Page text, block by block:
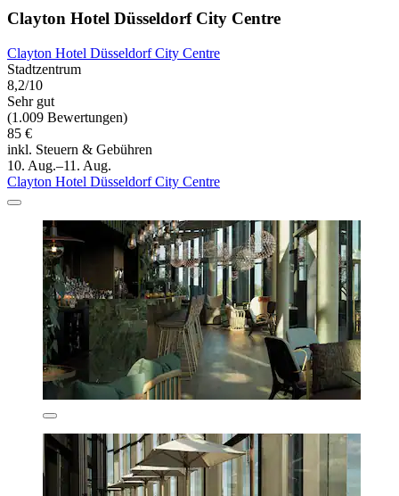
Clayton Hotel Düsseldorf City Centre
Clayton Hotel Düsseldorf City Centre
Stadtzentrum
8,2/10
Sehr gut
(1.009 Bewertungen)
85 €
inkl. Steuern & Gebühren
10. Aug.–11. Aug.
Clayton Hotel Düsseldorf City Centre